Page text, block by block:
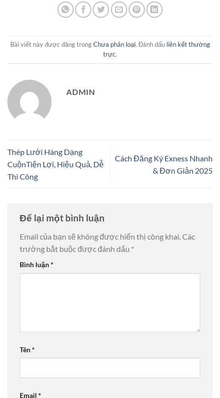
Bài viết này được đăng trongChưa phân loại. Đánh dấu liên kết thường
trực.
ADMIN
Thép Lưới Hàng Dạng
CuộnTiện Lợi, Hiệu Quả, Dễ
Thi Công
Cách Đăng Ký Exness Nhanh
& Đơn Giản 2025
Để lại một bình luận
Email của bạn sẽ không được hiển thị công khai.Các
trường bắt buộc được đánh dấu *
Bình luận*
Tên*
Email *